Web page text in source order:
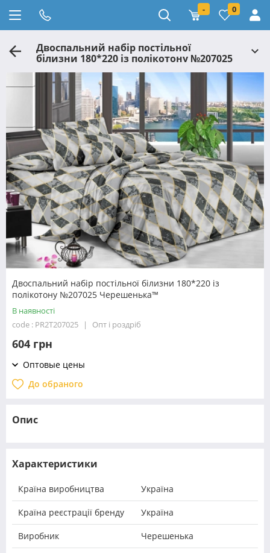
- 0
Двоспальний набір постільної
білизни 180*220 із полікотону №207025
Черешенька™
Двоспальний набір постільної білизни 180*220 із
полікотону №207025 Черешенька™
В наявності
code : PR2T207025
Опт і роздріб
604 грн
Оптовые цены
До обраного
Опис
Характеристики
Країна виробництва Україна
Країна реєстрації бренду Україна
Виробник Черешенька